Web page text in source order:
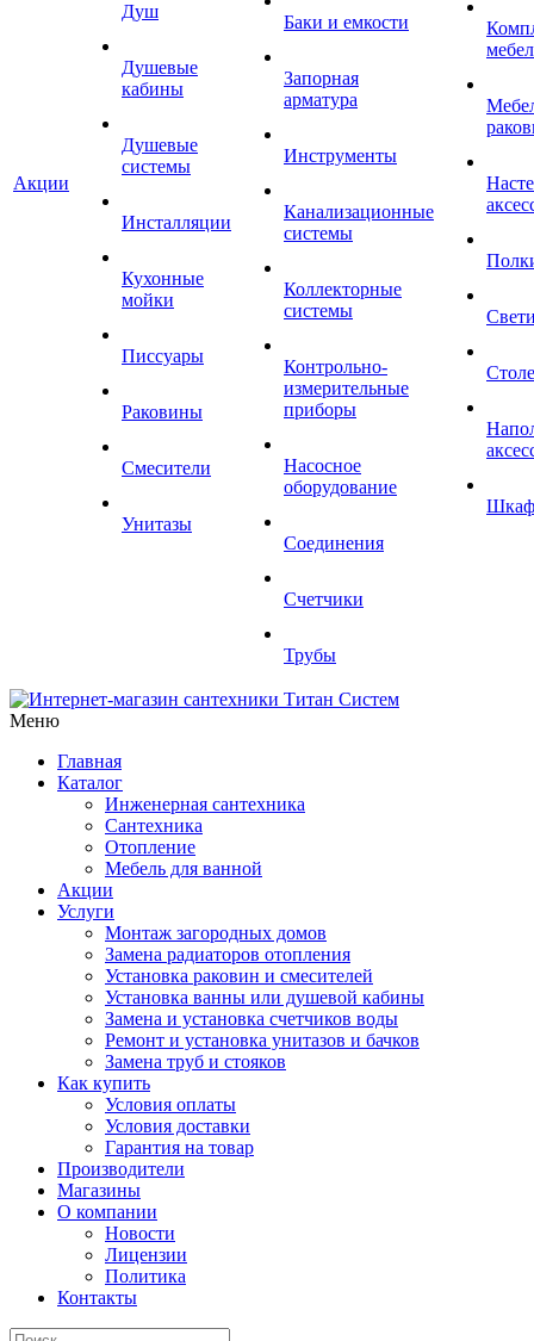
Акции
Душ
Душевые
кабины
Душевые
системы
Инсталляции
Кухонные
мойки
Писсуары
Раковины
Смесители
Унитазы
Баки и емкости
Запорная
арматура
Инструменты
Канализационные
системы
Коллекторные
системы
Контрольно-
измерительные
приборы
Насосное
оборудование
Соединения
Счетчики
Трубы
Меню
Главная
Каталог
Инженерная сантехника
Сантехника
Отопление
Мебель для ванной
Акции
Услуги
Монтаж загородных домов
Замена радиаторов отопления
Установка раковин и смесителей
Установка ванны или душевой кабины
Замена и установка счетчиков воды
Ремонт и установка унитазов и бачков
Замена труб и стояков
Как купить
Условия оплаты
Условия доставки
Гарантия на товар
Производители
Магазины
О компании
Новости
Лицензии
Политика
Контакты